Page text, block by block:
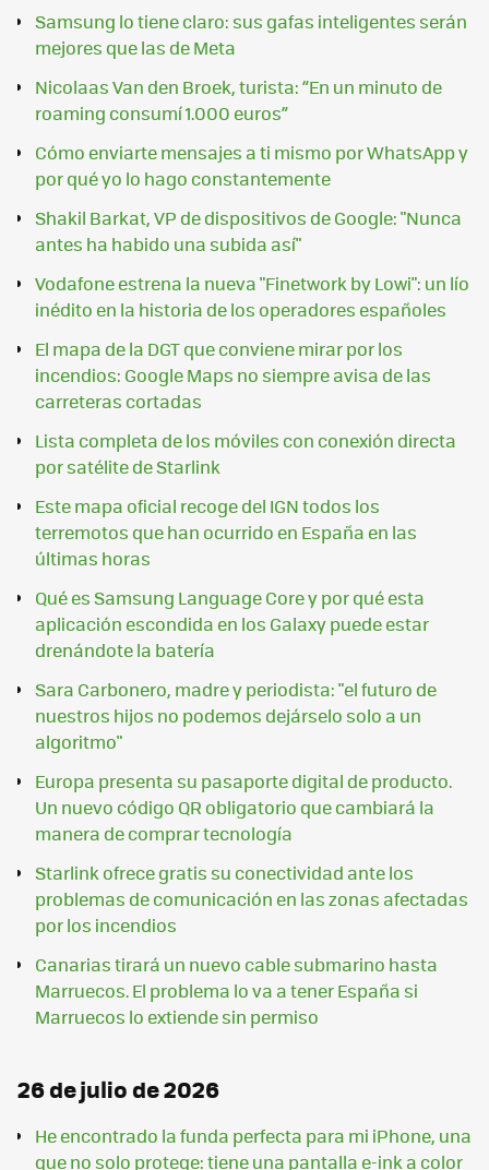
Samsung lo tiene claro: sus gafas inteligentes serán
mejores que las de Meta
Nicolaas Van den Broek, turista: “En un minuto de
roaming consumí 1.000 euros”
Cómo enviarte mensajes a ti mismo por WhatsApp y
por qué yo lo hago constantemente
Shakil Barkat, VP de dispositivos de Google: "Nunca
antes ha habido una subida así"
Vodafone estrena la nueva "Finetwork by Lowi": un lío
inédito en la historia de los operadores españoles
El mapa de la DGT que conviene mirar por los
incendios: Google Maps no siempre avisa de las
carreteras cortadas
Lista completa de los móviles con conexión directa
por satélite de Starlink
Este mapa oficial recoge del IGN todos los
terremotos que han ocurrido en España en las
últimas horas
Qué es Samsung Language Core y por qué esta
aplicación escondida en los Galaxy puede estar
drenándote la batería
Sara Carbonero, madre y periodista: "el futuro de
nuestros hijos no podemos dejárselo solo a un
algoritmo"
Europa presenta su pasaporte digital de producto.
Un nuevo código QR obligatorio que cambiará la
manera de comprar tecnología
Starlink ofrece gratis su conectividad ante los
problemas de comunicación en las zonas afectadas
por los incendios
Canarias tirará un nuevo cable submarino hasta
Marruecos. El problema lo va a tener España si
Marruecos lo extiende sin permiso
26 de julio de 2026
He encontrado la funda perfecta para mi iPhone, una
que no solo protege: tiene una pantalla e-ink a color